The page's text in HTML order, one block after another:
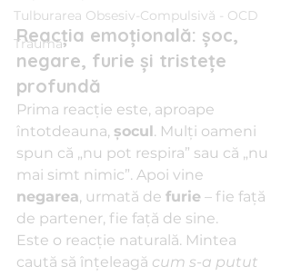
Tulburarea Obsesiv-Compulsivă - OCD
Traumă
Reacția emoțională: șoc,
negare, furie și tristețe
profundă
Prima reacție este, aproape
întotdeauna, șocul. Mulți oameni
spun că „nu pot respira” sau că „nu
mai simt nimic”. Apoi vine
negarea, urmată de furie – fie față
de partener, fie față de sine.
Este o reacție naturală. Mintea
caută să înțeleagă cum s-a putut